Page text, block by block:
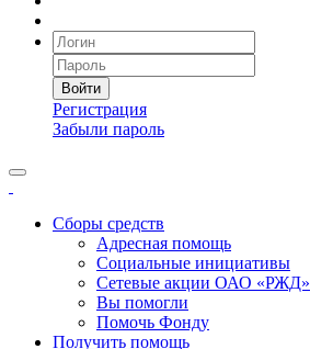
Войти
Регистрация
Забыли пароль
Сборы средств
Адресная помощь
Социальные инициативы
Сетевые акции ОАО «РЖД»
Вы помогли
Помочь Фонду
Получить помощь